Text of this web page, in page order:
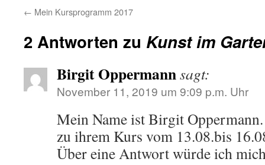
← Mein Kursprogramm 2017
2 Antworten zu Kunst im
Birgit Oppermannsagt:
November 11, 2019 um 9:09 p.m. Uhr
Mein Name ist Birgit
zu ihrem Kurs vom 13.08.bis
Über eine Antwort würde ich